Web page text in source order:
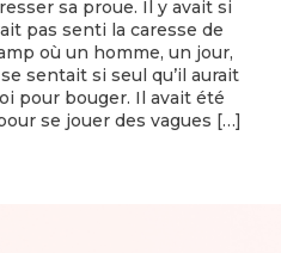
sa proue. Il y avait si
pas senti la caresse de
où un homme, un jour,
sentait si seul qu’il aurait
pour bouger. Il avait été
se jouer des vagues […]